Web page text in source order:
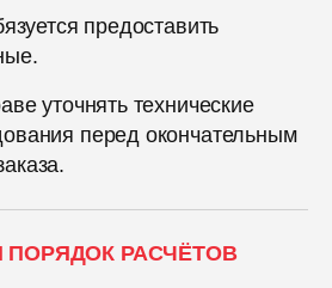
предоставить
уточнять технические
перед окончательным
ПОРЯДОК РАСЧЁТОВ